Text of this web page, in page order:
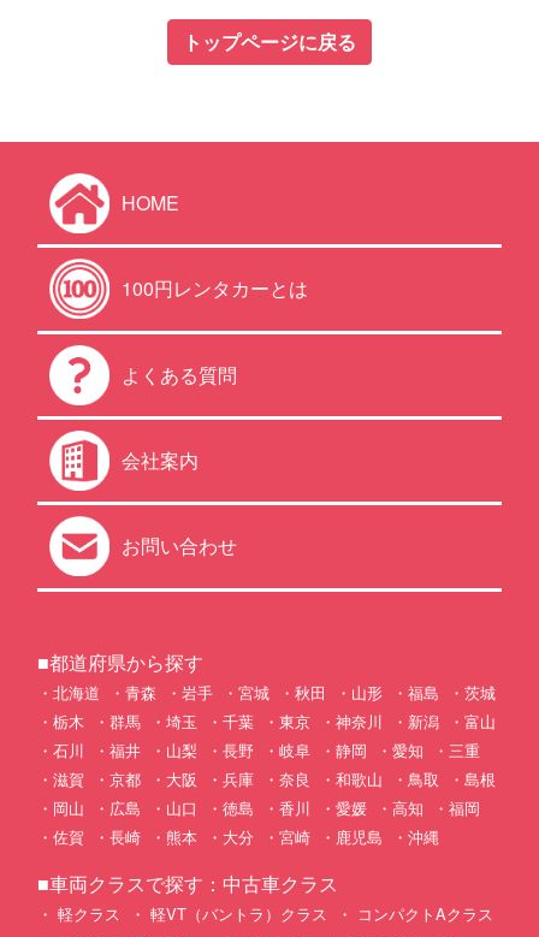
トップページに戻る
HOME
100円レンタカーとは
よくある質問
会社案内
お問い合わせ
■都道府県から探す
北海道 青森 岩手 宮城 秋田 山形 福島
茨城
栃木
群馬 埼玉 千葉 東京 神奈川 新潟
富山
石川
福井 山梨 長野 岐阜 静岡 愛知
三重
滋賀
京都 大阪 兵庫 奈良 和歌山 鳥取
島根
岡山
広島 山口 徳島 香川 愛媛 高知
福岡
佐賀
長崎 熊本 大分 宮崎 鹿児島 沖縄
■車両クラスで探す：中古車クラス
軽クラス 軽VT（バントラ）クラス
コンパクトAクラス